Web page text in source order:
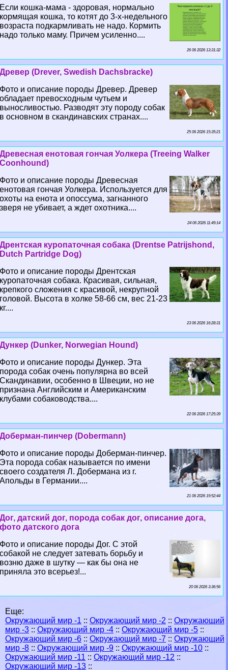
Если кошка-мама - здоровая, нормально
кормящая кошка, то котят до 3-х-недельного
возраста подкармливать не надо. Кормить
надо только маму. Причем усиленно....
26 06 2026 13:31:32
Древер (Drever, Swedish Dachsbracke)
Фото и описание породы Древер. Древер
обладает превосходным чутьем и
выносливостью. Разводят эту породу собак
в основном в скандинавских странах....
25 06 2026 15:35:21
Древесная енотовая гончая Уолкера (Treeing Walker
Coonhound)
Фото и описание породы Древесная
енотовая гончая Уолкера. Используется для
охоты на енота и опоссума, загнанного
зверя не убивает, а ждет охотника....
24 06 2026 11:49:14
Дрентская куропаточная собака (Drentse Patrijshond,
Dutch Partridge Dog)
Фото и описание породы Дрентская
куропаточная собака. Красивая, сильная,
крепкого сложения с красивой, некрупной
головой. Высота в холке 58-66 см, вес 21-23
кг....
23 06 2026 16:28:31
Дункер (Dunker, Norwegian Hound)
Фото и описание породы Дункер. Эта
порода собак очень популярна во всей
Скандинавии, особенно в Швеции, но не
признана Английским и Американским
клубами собаководства....
22 06 2026 17:25:39
Доберман-пинчер (Dobermann)
Фото и описание породы Доберман-пинчер.
Эта порода собак называется по имени
своего создателя Л. Добермана из г.
Апольды в Германии....
21 06 2026 19:52:44
Дог, датский дог, порода собак дог, описание дога,
фото датского дога
Фото и описание породы Дог. С этой
собакой не следует затевать борьбу и
возню даже в шутку — как бы она не
приняла это всерьез!...
20 06 2026 3:36:56
Еще:
Окружающий мир -1 :: Окружающий мир -2 :: Окружающий
мир -3 :: Окружающий мир -4 :: Окружающий мир -5 ::
Окружающий мир -6 :: Окружающий мир -7 :: Окружающий
мир -8 :: Окружающий мир -9 :: Окружающий мир -10 ::
Окружающий мир -11 :: Окружающий мир -12 ::
Окружающий мир -13 ::